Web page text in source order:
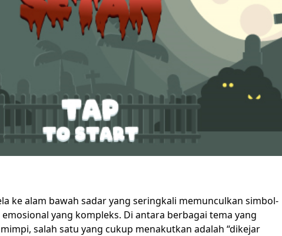
ke alam bawah sadar yang seringkali memunculkan simbol-
yang kompleks. Di antara berbagai tema yang
salah satu yang cukup menakutkan adalah “dikejar